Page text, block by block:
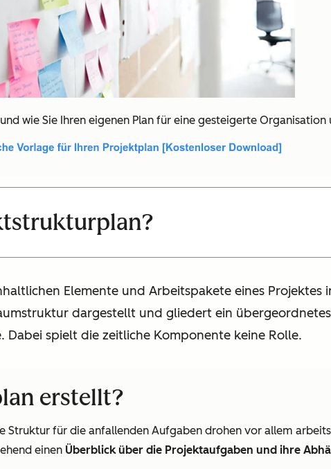
wie Sie Ihren eigenen Plan für eine gesteigerte
Elemente und Arbeitspakete eines Projektes
dargestellt und gliedert ein
spielt die zeitliche Komponente keine Rolle.
erstellt?
Struktur für die anfallenden Aufgaben drohen vor allem
einen Überblick über die Projektaufgaben und ihre